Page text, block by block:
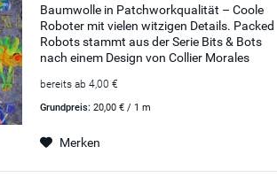
Baumwolle in Patchworkqualität – Coole
Roboter mit vielen witzigen Details. Packed
Robots stammt aus der Serie Bits & Bots
nach einem Design von Collier Morales
mit allen anderen Stoffen der...
bereits ab 4,00 €
Grundpreis:20,00 € / 1 m
Merken